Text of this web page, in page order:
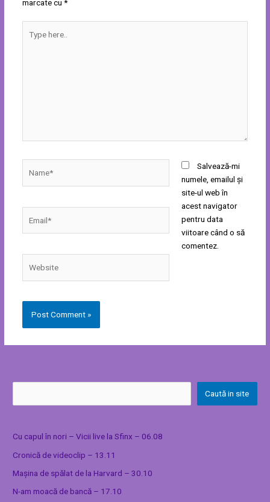
marcate cu *
here..
Salvează-mi
numele, emailul și
site-ul web în
acest navigator
pentru data
viitoare când o să
comentez.
Caută in site
Cu capul în nori – Vicii live la Sfinx – 06.08
Cronică de videoclip – 13.11
Mașina de spălat de la Harvard – 30.10
N-am moacă de bancă – 17.10